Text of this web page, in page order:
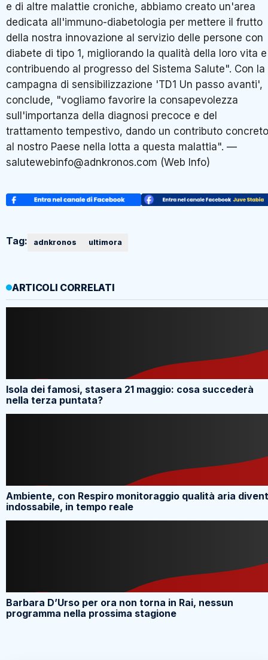
e di altre malattie croniche, abbiamo creato un'area
dedicata all'immuno-diabetologia per mettere il frutto
della nostra innovazione al servizio delle persone con
diabete di tipo 1, migliorando la qualità della loro vita e
contribuendo al progresso del Sistema Salute". Con la
campagna di sensibilizzazione 'TD1 Un passo avanti',
conclude, "vogliamo favorire la consapevolezza
sull'importanza della diagnosi precoce e del
trattamento tempestivo, dando un contributo concreto
al nostro Paese nella lotta a questa malattia". —
salutewebinfo@adnkronos.com (Web Info)
Tag: adnkronos ultimora
ARTICOLI CORRELATI
Isola dei famosi, stasera 21 maggio: cosa succederà
nella terza puntata?
Ambiente, con Respiro monitoraggio qualità aria
indossabile, in tempo reale
Barbara D’Urso per ora non torna in Rai, nessun
programma nella prossima stagione